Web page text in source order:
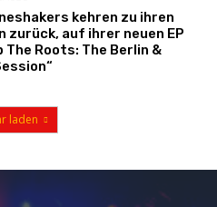
kehren zu ihren
zurück, auf ihrer neuen EP
The Roots: The Berlin &
laden